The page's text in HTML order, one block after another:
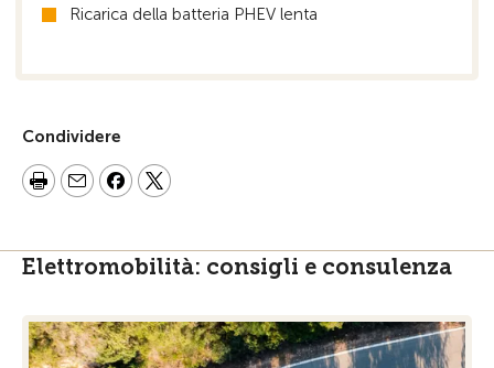
Ricarica della batteria PHEV lenta
Condividere
Elettromobilità: consigli e consulenza